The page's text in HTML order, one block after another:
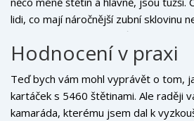
štětin je příliš jemné a potřebují něco
lidi, co mají náročnější zubní sklovinu
víc "akce" při čištění zubů. Osobně
model přecejen více sympatický.
5460 štětin je pro ně jako masáž v
Hodnocení v praxi
Teď bych vám mohl vyprávět o tom,
kartáček s 5460 štětinami. Ale raději
kamaráda, kterému jsem dal k